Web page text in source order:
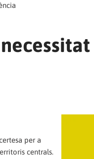
per a
centrals.